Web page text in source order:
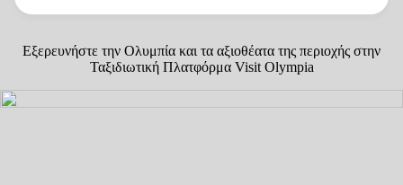
Εξερευνήστε την Ολυμπία και τα αξιοθέατα της περιοχής στην
Ταξιδιωτική Πλατφόρμα Visit Olympia